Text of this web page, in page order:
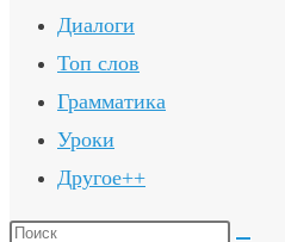
Диалоги
Топ слов
Грамматика
Уроки
Другое++
Поиск